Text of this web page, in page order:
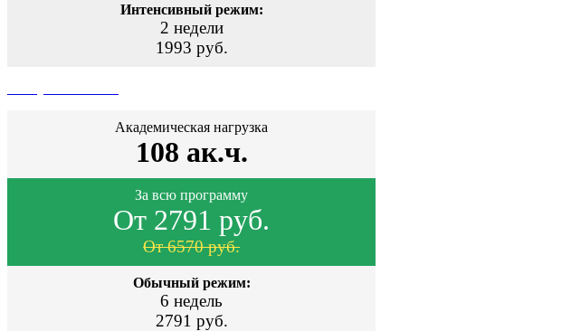
Интенсивный режим:
2 недели
1993 руб.
Академическая нагрузка
108 ак.ч.
За всю программу
От 2791 руб.
От 6570 руб.
Обычный режим:
6 недель
2791 руб.